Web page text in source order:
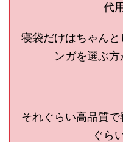
代
寝袋だけはちゃん
ンガを選ぶ方
それぐらい高品質
ぐら